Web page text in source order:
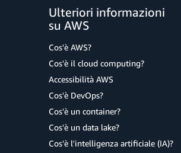
Ulteriori informazioni
su AWS
Cos'è AWS?
Cos'è il cloud computing?
Accessibilità AWS
Cos'è DevOps?
Cos'è un container?
Cos'è un data lake?
Cos'è l'intelligenza artificiale (IA)?